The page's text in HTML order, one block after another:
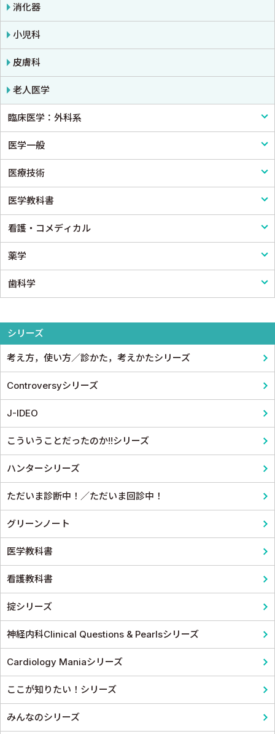
消化器
小児科
皮膚科
老人医学
臨床医学：外科系
外科学一般
脳神経外科
心臓・血管外科
消化器外科
小児外科
形成外科
スポーツ医学
産婦人科
医学一般
医学一般・医学概論
医療制度
病院管理
医療統計
論文・医学情報
医療技術
リハビリテーション技術
鍼灸・柔道整復
医学教科書
医学教科書
看護・コメディカル
看護
看護教科書
薬学
薬学
歯科学
シリーズ
考え方，使い方／診かた，考えかたシリーズ
Controversyシリーズ
J-IDEO
こういうことだったのか!!シリーズ
ハンターシリーズ
ただいま診断中！／ただいま回診中！
グリーンノート
医学教科書
看護教科書
掟シリーズ
神経内科Clinical Questions & Pearlsシリーズ
Cardiology Maniaシリーズ
ここが知りたい！シリーズ
みんなのシリーズ